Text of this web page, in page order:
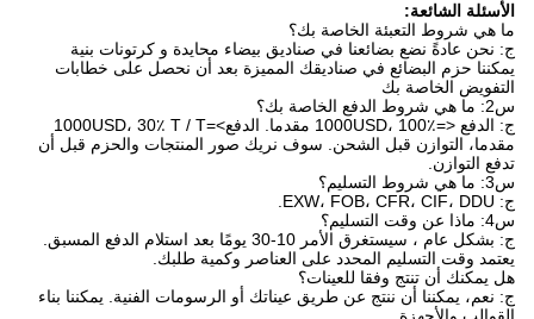
الأسئلة الشائعة:
ما هي شروط التعبئة الخاصة بك؟
ج: نحن عادةً نضع بضائعنا في صناديق بيضاء محايدة و كرتونات بنية
يمكننا حزم البضائع في صناديقك المميزة بعد أن نحصل على خطابات
التفويض الخاصة بك
س2: ما هي شروط الدفع الخاصة بك؟
ج: الدفع <=1000USD، 100٪ مقدما. الدفع>=1000USD، 30٪ T / T
مقدما، التوازن قبل الشحن. سوف نريك صور المنتجات والحزم قبل أن
تدفع التوازن.
س3: ما هي شروط التسليم؟
ج: EXW، FOB، CFR، CIF، DDU.
س4: ماذا عن وقت التسليم؟
ج: بشكل عام ، سيستغرق الأمر 10-30 يومًا بعد استلام الدفع المسبق.
يعتمد وقت التسليم المحدد على العناصر وكمية طلبك.
هل يمكنك أن تنتج وفقا للعينات؟
ج: نعم، يمكننا أن ننتج عن طريق عيناتك أو الرسومات الفنية. يمكننا بناء